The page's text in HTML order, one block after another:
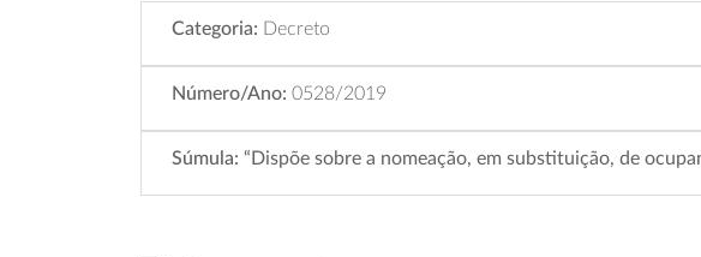
Categoria: Decreto
Número/Ano: 0528/2019
Súmula: “Dispõe sobre a nomeação, em substituição, de